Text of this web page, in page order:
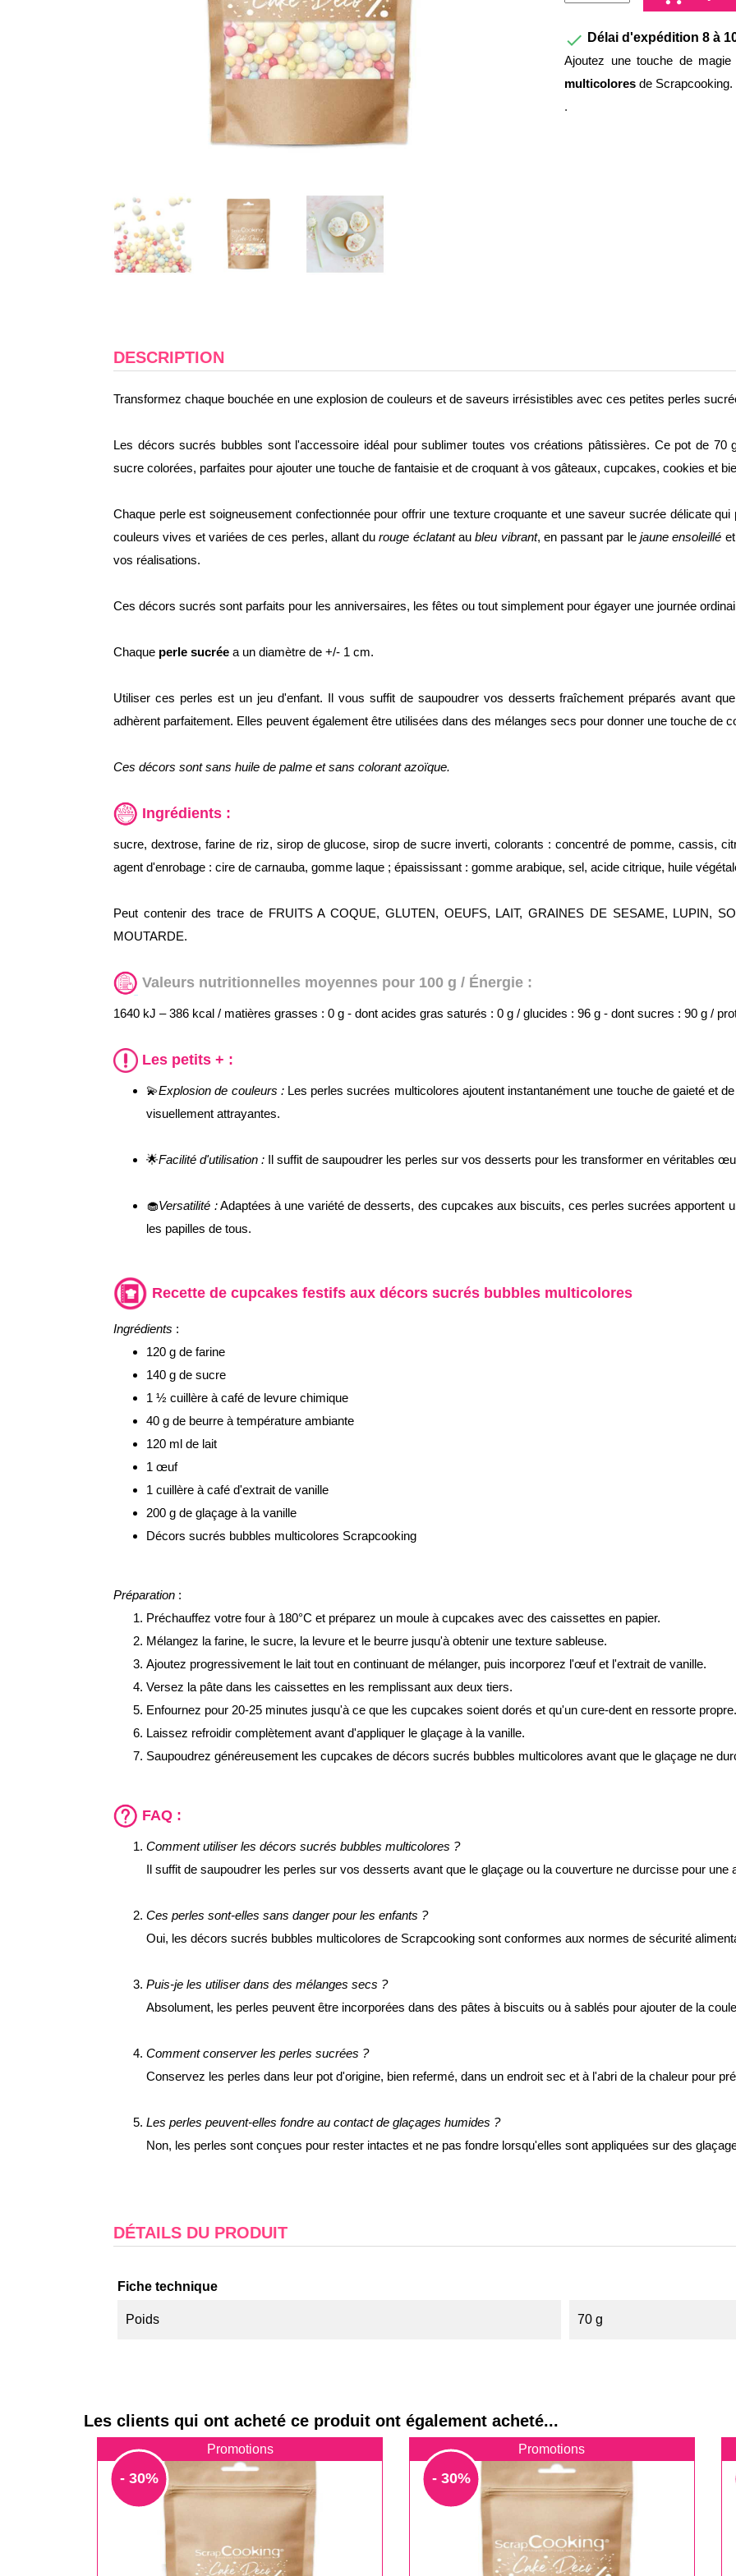
 Délai d'expédition 8 à
Ajoutez une touche de
multicolores de Scrapcooking.
.
DESCRIPTION
Transformez chaque bouchée en une explosion de couleurs et de saveurs irrésistibles avec ces petites perles
Les décors sucrés bubbles sont l'accessoire idéal pour sublimer toutes vos créations pâtissières. Ce pot de 70
sucre colorées, parfaites pour ajouter une touche de fantaisie et de croquant à vos gâteaux, cupcakes, cookies et
Chaque perle est soigneusement confectionnée pour offrir une texture croquante et une saveur sucrée délicate
couleurs vives et variées de ces perles, allant durouge éclatantaubleu vibrant, en passant par le jaune ensoleillé
vos réalisations.
Ces décors sucrés sont parfaits pour les anniversaires, les fêtes ou tout simplement pour égayer une journée
Chaque perle sucrée a un diamètre de +/- 1 cm.
Utiliser ces perles est un jeu d'enfant. Il vous suffit de saupoudrer vos desserts fraîchement préparés avant
adhèrent parfaitement. Elles peuvent également être utilisées dans des mélanges secs pour donner une touche de
Ces décors sont sans huile de palme et sans colorant azoïque.
Ingrédients :
sucre, dextrose, farine de riz, sirop de glucose, sirop de sucre inverti, colorants : concentré de pomme, cassis,
agent d'enrobage : cire de carnauba, gomme laque ; épaississant : gomme arabique, sel, acide citrique, huile
Peut contenir des trace de FRUITS A COQUE, GLUTEN, OEUFS, LAIT, GRAINES DE SESAME, LUPIN,
MOUTARDE.
Valeurs nutritionnelles moyennes pour 100 g / Énergie :
1640 kJ – 386 kcal / matières grasses : 0 g - dont acides gras saturés : 0 g / glucides : 96 g - dont sucres : 90 g /
Les petits + :
💫Explosion de couleurs :Les perles sucrées multicolores ajoutent instantanément une touche de gaieté et
visuellement attrayantes.
🌟Facilité d'utilisation : Il suffit de saupoudrer les perles sur vos desserts pour les transformer en véritables
🧁Versatilité :Adaptées à une variété de desserts, des cupcakes aux biscuits, ces perles sucrées apportent
les papilles de tous.
Recette de cupcakes festifs aux décors sucrés bubbles multicolores
Ingrédients :
120 g de farine
140 g de sucre
1 ½ cuillère à café de levure chimique
40 g de beurre à température ambiante
120 ml de lait
1 œuf
1 cuillère à café d'extrait de vanille
200 g de glaçage à la vanille
Décors sucrés bubbles multicolores Scrapcooking
Préparation :
Préchauffez votre four à 180°C et préparez un moule à cupcakes avec des caissettes en papier.
Mélangez la farine, le sucre, la levure et le beurre jusqu'à obtenir une texture sableuse.
Ajoutez progressivement le lait tout en continuant de mélanger, puis incorporez l'œuf et l'extrait de vanille.
Versez la pâte dans les caissettes en les remplissant aux deux tiers.
Enfournez pour 20-25 minutes jusqu'à ce que les cupcakes soient dorés et qu'un cure-dent en ressorte propre.
Laissez refroidir complètement avant d'appliquer le glaçage à la vanille.
Saupoudrez généreusement les cupcakes de décors sucrés bubbles multicolores avant que le glaçage ne
FAQ :
Comment utiliser les décors sucrés bubbles multicolores ?
Il suffit de saupoudrer les perles sur vos desserts avant que le glaçage ou la couverture ne durcisse pour une
Ces perles sont-elles sans danger pour les enfants ?
Oui, les décors sucrés bubbles multicolores de Scrapcooking sont conformes aux normes de sécurité
Puis-je les utiliser dans des mélanges secs ?
Absolument, les perles peuvent être incorporées dans des pâtes à biscuits ou à sablés pour ajouter de la
Comment conserver les perles sucrées ?
Conservez les perles dans leur pot d'origine, bien refermé, dans un endroit sec et à l'abri de la chaleur pour
Les perles peuvent-elles fondre au contact de glaçages humides ?
Non, les perles sont conçues pour rester intactes et ne pas fondre lorsqu'elles sont appliquées sur des
DÉTAILS DU PRODUIT
Fiche technique
Poids 70 g
Les clients qui ont acheté ce produit ont également acheté...
Promotions
- 30%
Promotions
- 30%